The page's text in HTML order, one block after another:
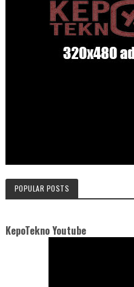
POPULAR POSTS
KepoTekno Youtube